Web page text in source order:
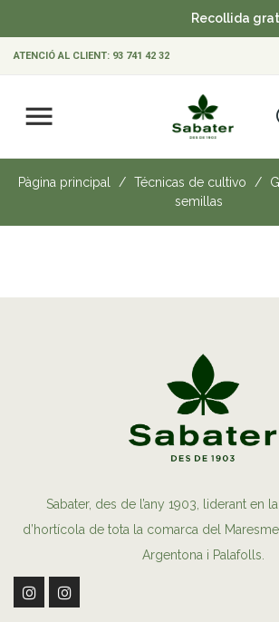
Recollida
ATENCIÓ AL CLIENT: 93 741 42 32
Pàgina principal Técnicas de cultivo
semillas
Sabater, des de l’any 1903, liderant en
d’hortícola de tota la comarca del
Argentona i Palafolls.